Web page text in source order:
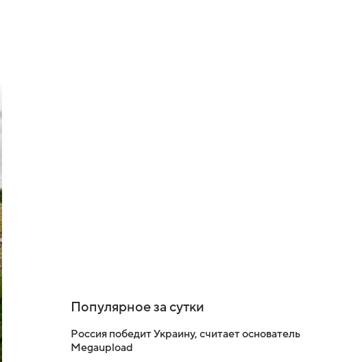
Популярное за сутки
Россия победит Украину, считает основатель
Megaupload